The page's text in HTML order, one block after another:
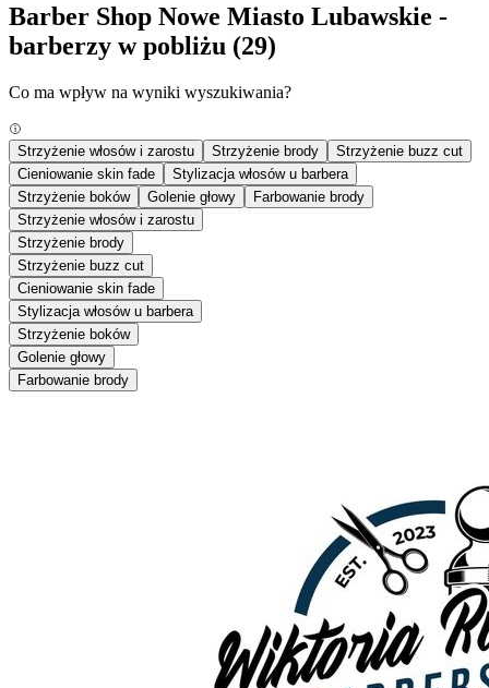
Barber Shop Nowe Miasto Lubawskie -
barberzy w pobliżu (29)
Co ma wpływ na wyniki wyszukiwania?
Strzyżenie włosów i zarostu Strzyżenie brody
Strzyżenie buzz cut
Cieniowanie skin fade
Stylizacja włosów u barbera
Strzyżenie boków
Golenie głowy
Farbowanie brody
Strzyżenie włosów i zarostu
Strzyżenie brody
Strzyżenie buzz cut
Cieniowanie skin fade
Stylizacja włosów u barbera
Strzyżenie boków
Golenie głowy
Farbowanie brody